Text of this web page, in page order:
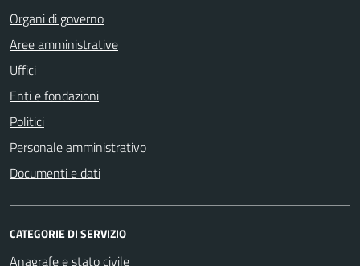
Organi di governo
Aree amministrative
Uffici
Enti e fondazioni
Politici
Personale amministrativo
Documenti e dati
CATEGORIE DI SERVIZIO
Anagrafe e stato civile